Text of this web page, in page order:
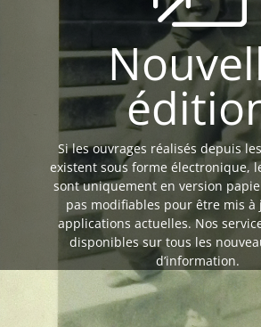
Si les ouvrages réalisés depuis
existent sous forme électronique,
sont uniquement en version
pas modifiables pour être mis à
applications actuelles. Nos
disponibles sur tous les
d’information.